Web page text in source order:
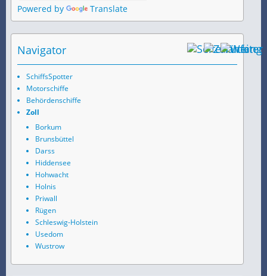
Powered by Translate
Navigator
SchiffsSpotter
Motorschiffe
Behördenschiffe
Zoll
Borkum
Brunsbüttel
Darss
Hiddensee
Hohwacht
Holnis
Priwall
Rügen
Schleswig-Holstein
Usedom
Wustrow